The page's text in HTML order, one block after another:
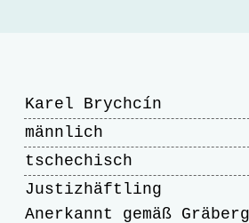
Karel Brychcín
männlich
tschechisch
Justizhäftling
Anerkannt gemäß